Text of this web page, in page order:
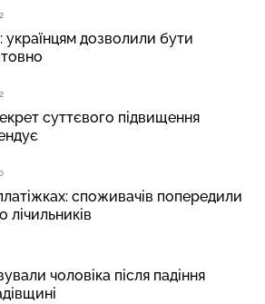
дозволили бути
суттєвого підвищення
споживачів попередили
чоловіка після падіння